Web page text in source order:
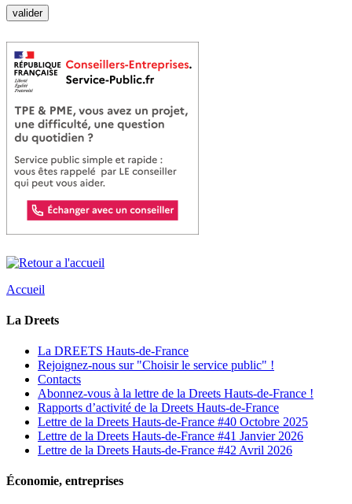
Accueil
La Dreets
La DREETS Hauts-de-France
Rejoignez-nous sur "Choisir le service public" !
Contacts
Abonnez-vous à la lettre de la Dreets Hauts-de-France !
Rapports d’activité de la Dreets Hauts-de-France
Lettre de la Dreets Hauts-de-France #40 Octobre 2025
Lettre de la Dreets Hauts-de-France #41 Janvier 2026
Lettre de la Dreets Hauts-de-France #42 Avril 2026
Économie, entreprises